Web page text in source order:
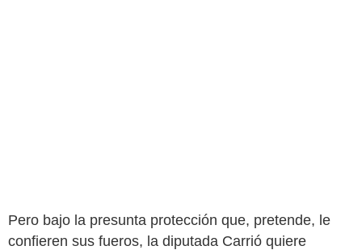
Pero bajo la presunta protección que, pretende, le
confieren sus fueros, la diputada Carrió quiere